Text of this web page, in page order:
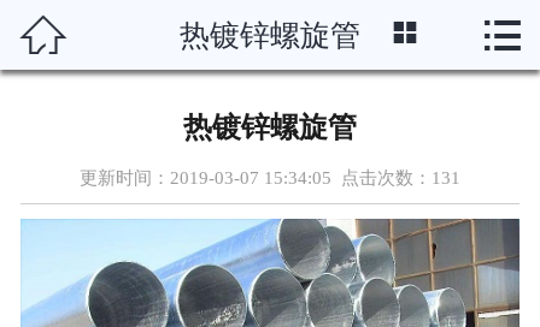
 首页
新闻资讯
车间设备
 热镀锌螺旋管  
热镀锌螺旋管
更新时间：2019-03-07 15:34:05 点击次数： 131